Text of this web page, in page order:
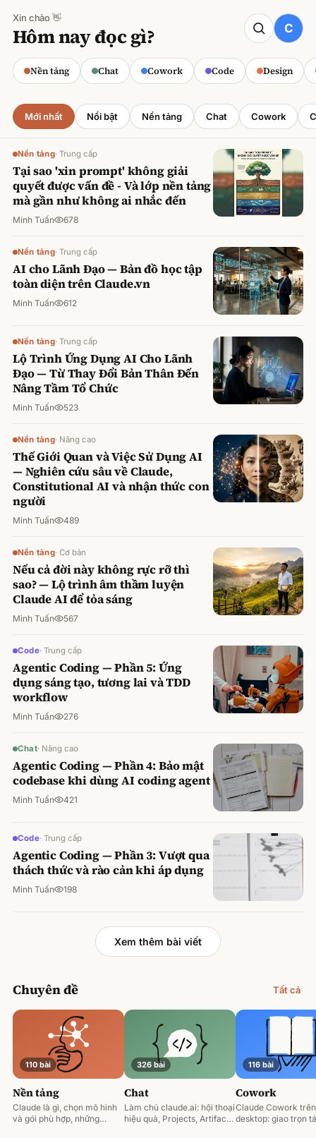
Xin chào 👋
Hôm nay đọc gì?
Nền tảng Chat Cowork Code Design
CODE
Claude cho Sales: Dự báo doanh số
chính xác
Minh Tuấn ·800 lượt xem
Mới nhất Nổi bật Nền tảng Chat Cowork
Nền tảng· Trung cấp
Tại sao 'xin prompt' không giải
quyết được vấn đề - Và lớp nền tảng
mà gần như không ai nhắc đến
Minh Tuấn 678
Nền tảng· Trung cấp
AI cho Lãnh Đạo — Bản đồ học tập
toàn diện trên Claude.vn
Minh Tuấn 612
Nền tảng· Trung cấp
Lộ Trình Ứng Dụng AI Cho Lãnh
Đạo — Từ Thay Đổi Bản Thân Đến
Nâng Tầm Tổ Chức
Minh Tuấn 523
Nền tảng· Nâng cao
Thế Giới Quan và Việc Sử Dụng AI
— Nghiên cứu sâu về Claude,
Constitutional AI và nhận thức con
người
Minh Tuấn 489
Nền tảng· Cơ bản
Nếu cả đời này không rực rỡ thì
sao? — Lộ trình âm thầm luyện
Claude AI để tỏa sáng
Minh Tuấn 567
Code· Trung cấp
Agentic Coding — Phần 5: Ứng
dụng sáng tạo, tương lai và TDD
workflow
Minh Tuấn 276
Chat· Nâng cao
Agentic Coding — Phần 4: Bảo mật
codebase khi dùng AI coding agent
Minh Tuấn 421
Code· Trung cấp
Agentic Coding — Phần 3: Vượt qua
thách thức và rào cản khi áp dụng
Minh Tuấn 198
Xem thêm bài viết
Chuyên đề Tất cả
110 bài
Nền tảng
Claude là gì, chọn mô hình
và gói phù hợp, những
326 bài
Chat
Làm chủ claude.ai: hội thoại
hiệu quả, Projects, Artifacts
116 bài
Cowork
Claude Cowork trên
desktop: giao trọn